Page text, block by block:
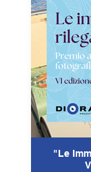
"Le